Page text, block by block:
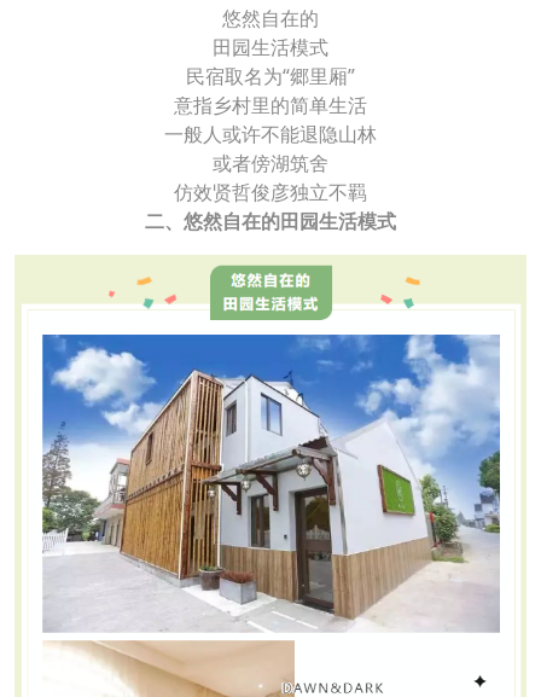
悠然自在的
田园生活模式
民宿取名为“郷里厢”
意指乡村里的简单生活
一般人或许不能退隐山林
或者傍湖筑舍
仿效贤哲俊彦独立不羁
二、悠然自在的田园生活模式